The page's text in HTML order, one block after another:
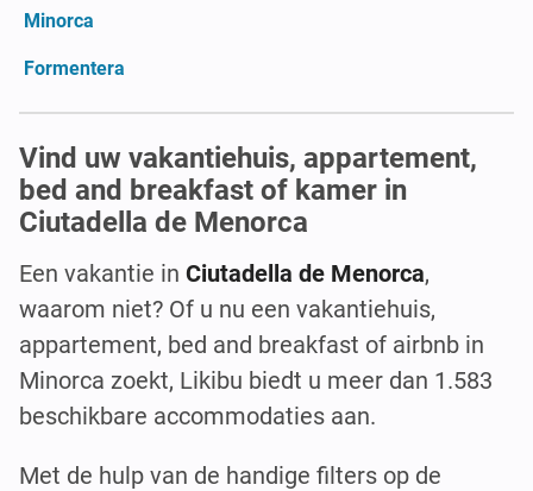
Minorca
Formentera
Vind uw vakantiehuis, appartement,
bed and breakfast of kamer in
Ciutadella de Menorca
Een vakantie in Ciutadella de Menorca,
waarom niet? Of u nu een vakantiehuis,
appartement, bed and breakfast of airbnb in
Minorca zoekt, Likibu biedt u meer dan 1.583
beschikbare accommodaties aan.
Met de hulp van de handige filters op de